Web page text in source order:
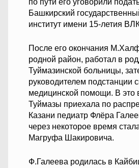
по пути его уговорили
Башкирский
институт имени 15-летия
После его окончания
родной район, работал в
Туймазинской больницы,
руководителем подстанции
медицинской помощи. В это
Туймазы приехала по
Казани педиатр Флёра
через некоторое время
Магруфа Шакировича.
Ф.Галеева родилась в